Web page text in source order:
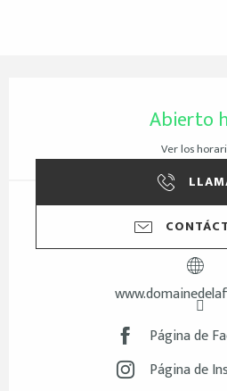
Abierto
Ver los
Página de
Página de